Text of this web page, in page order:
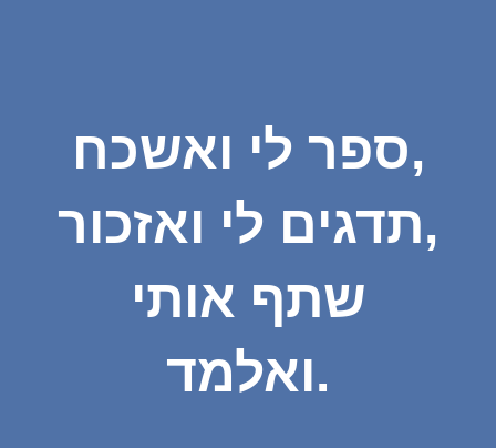
ספר לי ואשכח,
תדגים לי ואזכור,
שתף אותי
ואלמד.